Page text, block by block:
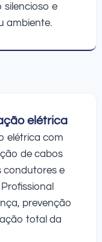
e
ambiente.
elétrica
elétrica com
de cabos
condutores e
prevenção
total da